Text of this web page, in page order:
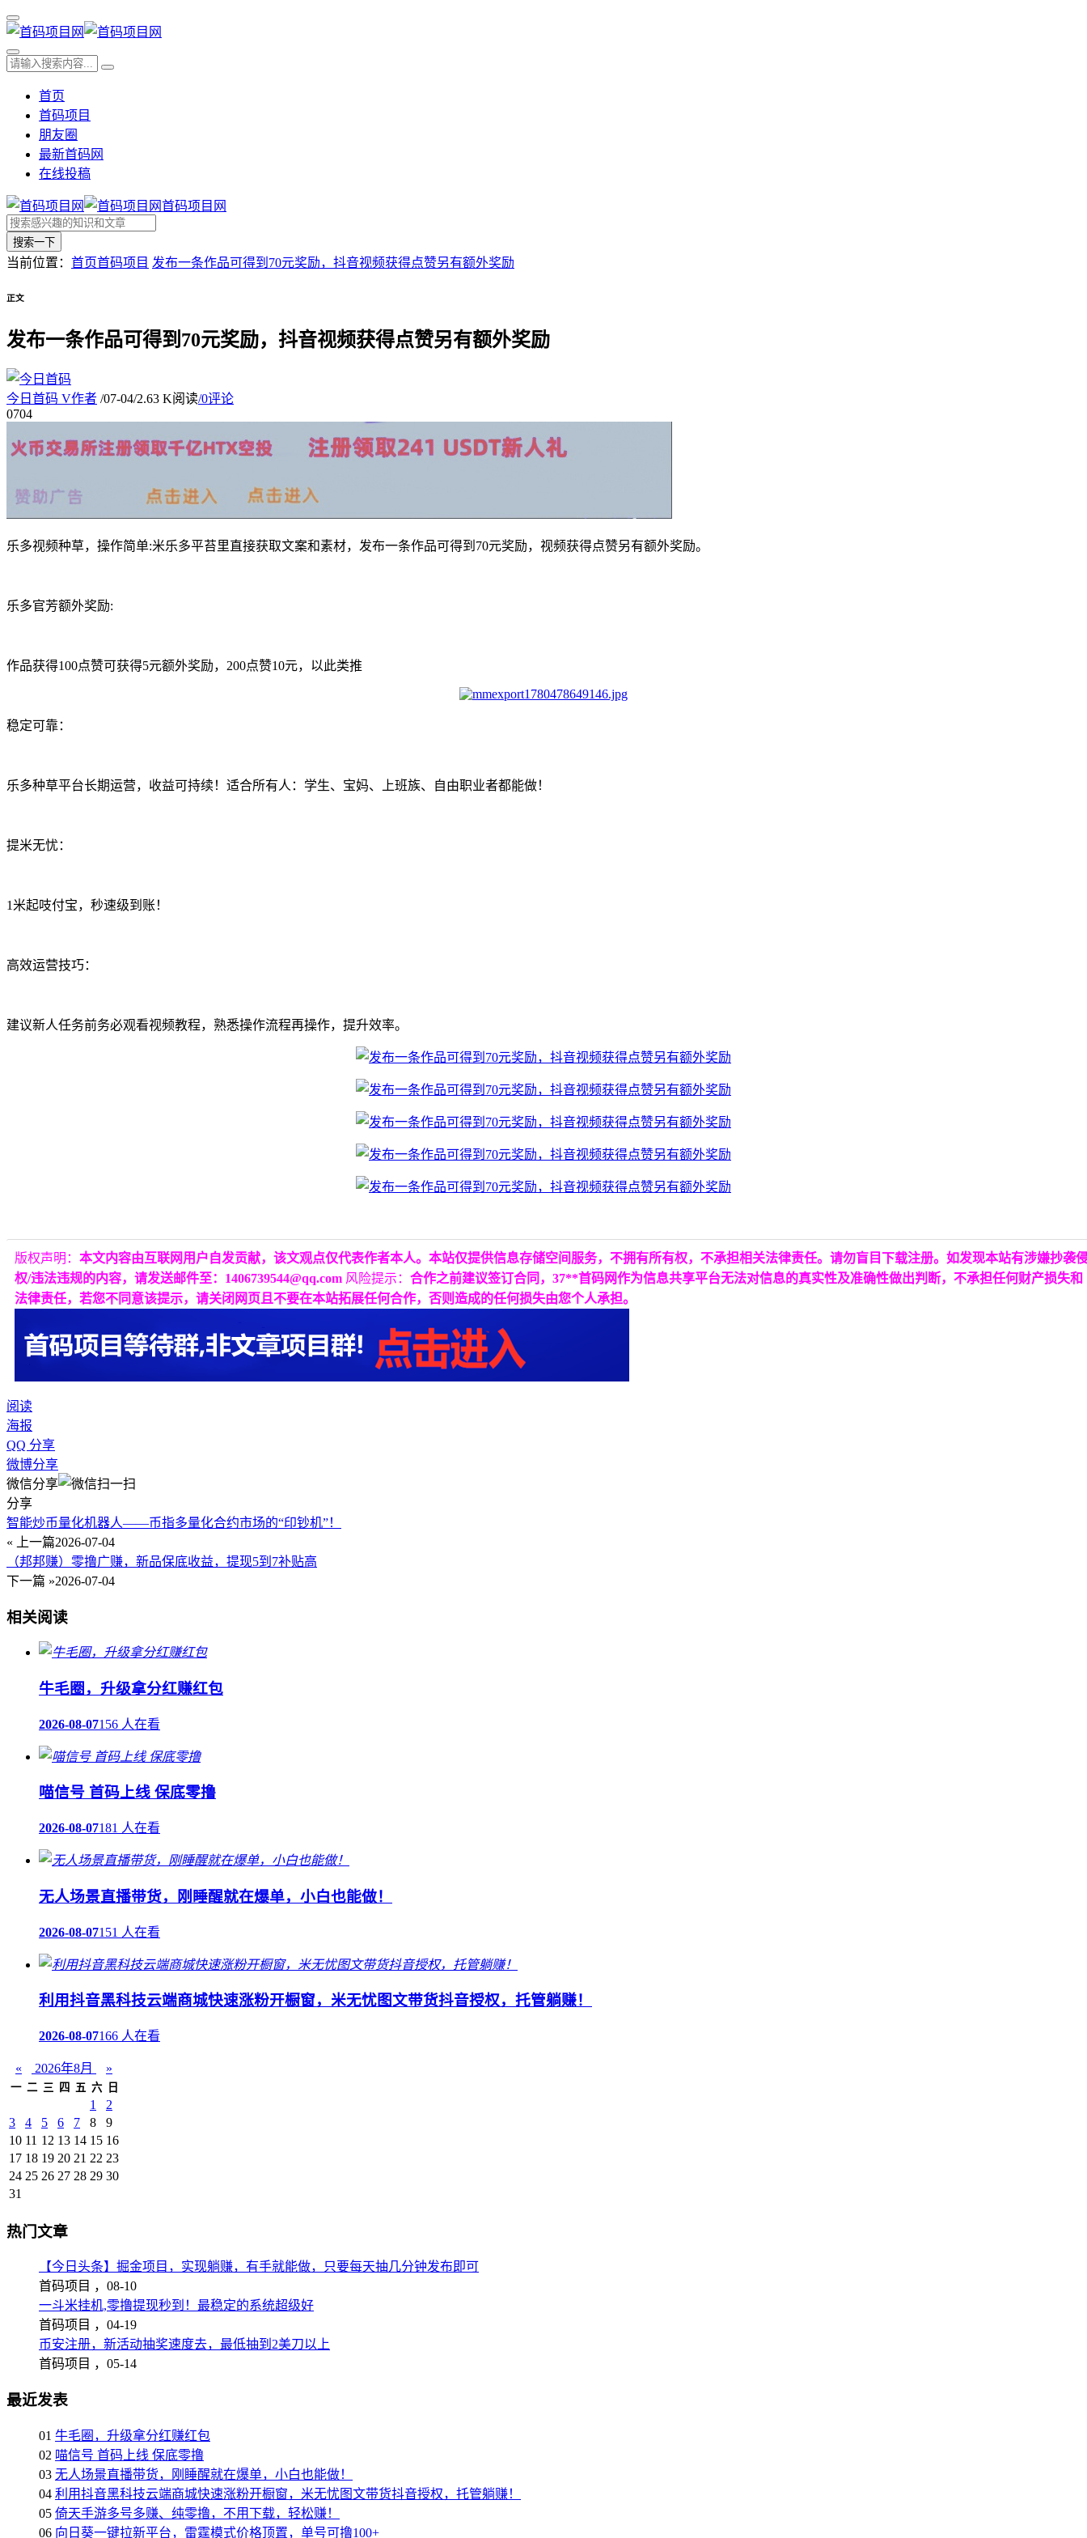
首页
首码项目
朋友圈
最新首码网
在线投稿
首码项目网
搜索一下
当前位置： 首页首码项目 发布一条作品可得到70元奖励，抖音视频获得点赞另有额外奖励
正文
发布一条作品可得到70元奖励，抖音视频获得点赞另有额外奖励
今日首码 V作者 /07-04/2.63 K阅读/0评论
0704
乐多视频种草，操作简单:米乐多平苔里直接获取文案和素材，发布一条作品可得到70元奖励，视频获得点赞另有额外奖励。
乐多官芳额外奖励:
作品获得100点赞可获得5元额外奖励，200点赞10元，以此类推
稳定可靠：
乐多种草平台长期运营，收益可持续！适合所有人：学生、宝妈、上班族、自由职业者都能做！
提米无忧：
1米起吱付宝，秒速级到账！
高效运营技巧：
建议新人任务前务必观看视频教程，熟悉操作流程再操作，提升效率。
版权声明： 本文内容由互联网用户自发贡献，该文观点仅代表作者本人。本站仅提供信息存储空间服务，不拥有所有权，不承担相关法律责任。请勿盲目下载注册。如发现本站有涉嫌抄袭
权/违法违规的内容，请发送邮件至：1406739544@qq.com 风险提示： 合作之前建议签订合同，37**首码网作为信息共享平台无法对信息的真实性及准确性做出判断，不承担任何财产损失和
法律责任，若您不同意该提示，请关闭网页且不要在本站拓展任何合作，否则造成的任何损失由您个人承担。
阅读
海报
QQ 分享
微博分享
微信分享
分享
智能炒币量化机器人——币指多量化合约市场的“印钞机”！
« 上一篇2026-07-04
（邦邦赚）零撸广赚，新品保底收益，提现5到7补贴高
下一篇 »2026-07-04
相关阅读
牛毛圈，升级拿分红赚红包
2026-08-07156 人在看
喵信号 首码上线 保底零撸
2026-08-07181 人在看
无人场景直播带货，刚睡醒就在爆单，小白也能做！
2026-08-07151 人在看
利用抖音黑科技云端商城快速涨粉开橱窗，米无忧图文带货抖音授权，托管躺赚！
2026-08-07166 人在看
« 2026年8月 »
一 二 三 四 五 六 日
1
2
3
4 5 6 7 8
9
10 11 12 13 14 15 16
17 18 19 20 21 22 23
24 25 26 27 28 29 30
31
热门文章
【今日头条】掘金项目，实现躺赚，有手就能做，只要每天抽几分钟发布即可
首码项目 ， 08-10
一斗米挂机,零撸提现秒到！最稳定的系统超级好
首码项目 ， 04-19
币安注册，新活动抽奖速度去，最低抽到2美刀以上
首码项目 ， 05-14
最近发表
01 牛毛圈，升级拿分红赚红包
02 喵信号 首码上线 保底零撸
03 无人场景直播带货，刚睡醒就在爆单，小白也能做！
04 利用抖音黑科技云端商城快速涨粉开橱窗，米无忧图文带货抖音授权，托管躺赚！
05 倚天手游多号多赚、纯零撸，不用下载，轻松赚！
06 向日葵一键拉新平台，雷霆模式价格顶置，单号可撸100+